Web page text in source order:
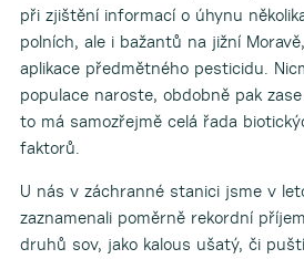
při zjištění informací o úhynu
polních, ale i bažantů na jižní
aplikace předmětného pesticidu.
populace naroste, obdobně pak
to má samozřejmě celá řada
faktorů.
U nás v záchranné stanici jsme v
zaznamenali poměrně rekordní
druhů sov, jako kalous ušatý, či